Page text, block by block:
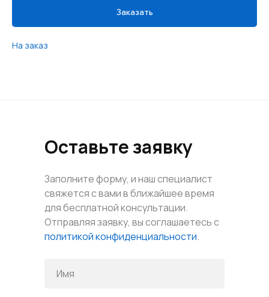
Заказать
На заказ
Оставьте заявку
Заполните форму, и наш специалист
свяжется с вами в ближайшее время
для бесплатной консультации.
Отправляя заявку, вы соглашаетесь с
политикой конфиденциальности.